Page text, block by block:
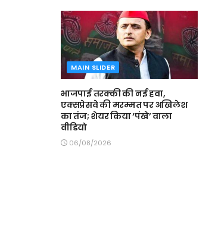
MAIN SLIDER
भाजपाई तरक्की की नई हवा,
एक्सप्रेसवे की मरम्मत पर अखिलेश
का तंज; शेयर किया ‘पंखे’ वाला
वीडियो
06/08/2026